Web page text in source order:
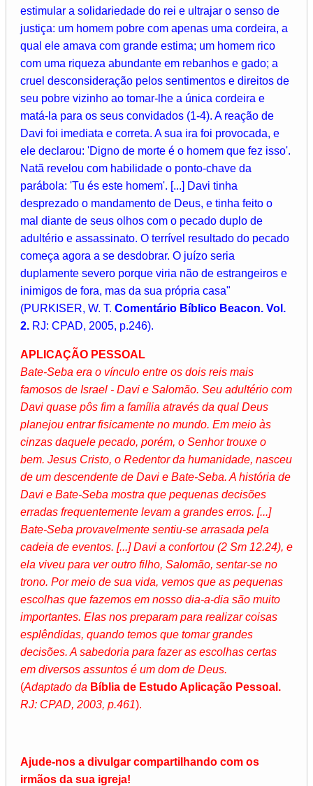
estimular a solidariedade do rei e ultrajar o senso de
justiça: um homem pobre com apenas uma cordeira, a
qual ele amava com grande estima; um homem rico
com uma riqueza abundante em rebanhos e gado; a
cruel desconsideração pelos sentimentos e direitos de
seu pobre vizinho ao tomar-lhe a única cordeira e
matá-la para os seus convidados (1-4). A reação de
Davi foi imediata e correta. A sua ira foi provocada, e
ele declarou: 'Digno de morte é o homem que fez isso'.
Natã revelou com habilidade o ponto-chave da
parábola: 'Tu és este homem'. [...] Davi tinha
desprezado o mandamento de Deus, e tinha feito o
mal diante de seus olhos com o pecado duplo de
adultério e assassinato. O terrível resultado do pecado
começa agora a se desdobrar. O juízo seria
duplamente severo porque viria não de estrangeiros e
inimigos de fora, mas da sua própria casa"
(PURKISER, W. T. Comentário Bíblico Beacon. Vol.
2. RJ: CPAD, 2005, p.246).
APLICAÇÃO PESSOAL
Bate-Seba era o vínculo entre os dois reis mais
famosos de Israel - Davi e Salomão. Seu adultério com
Davi quase pôs fim a família através da qual Deus
planejou entrar fisicamente no mundo. Em meio às
cinzas daquele pecado, porém, o Senhor trouxe o
bem. Jesus Cristo, o Redentor da humanidade, nasceu
de um descendente de Davi e Bate-Seba. A história de
Davi e Bate-Seba mostra que pequenas decisões
erradas frequentemente levam a grandes erros. [...]
Bate-Seba provavelmente sentiu-se arrasada pela
cadeia de eventos. [...] Davi a confortou (2 Sm 12.24), e
ela viveu para ver outro filho, Salomão, sentar-se no
trono. Por meio de sua vida, vemos que as pequenas
escolhas que fazemos em nosso dia-a-dia são muito
importantes. Elas nos preparam para realizar coisas
esplêndidas, quando temos que tomar grandes
decisões. A sabedoria para fazer as escolhas certas
em diversos assuntos é um dom de Deus.
(Adaptado da Bíblia de Estudo Aplicação Pessoal.
RJ: CPAD, 2003, p.461).
Ajude-nos a divulgar compartilhando com os
irmãos da sua igreja!